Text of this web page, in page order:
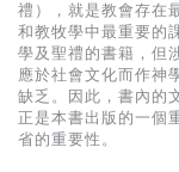
精選英文
電子書
基道 Top
禮），就是教會存在
和教牧學中最重要的
學及聖禮的書籍，但
應於社會文化而作神
缺乏。因此，書內的
正是本書出版的一個
省的重要性。